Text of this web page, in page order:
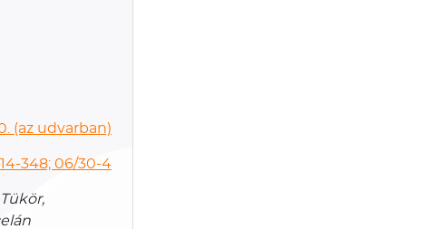
(az udvarban)
348; 06/30-4